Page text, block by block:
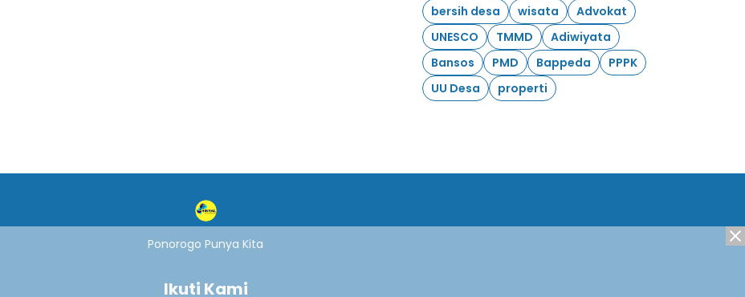
bersih desa
wisata
Advokat
UNESCO
TMMD
Adiwiyata
Bansos
PMD Bappeda
PPPK
UU Desa
properti
Ponorogo Punya Kita
Ikuti Kami